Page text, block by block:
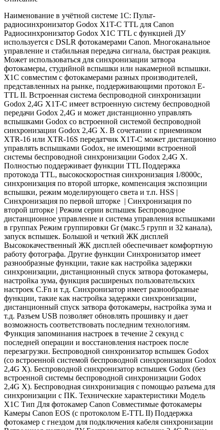
Наименование в учётной системе 1С: Пульт-
радиосинхронизатор Godox X1T-C TTL для Canon
Радиосинхронизатор Godox X1C TTL с функцией ДУ
используется с DSLR фотокамерами Canon. Многоканальное
управление и стабильная передача сигнала, быстрая реакция.
Может использоваться для синхронизации затвора
фотокамеры, студийной вспышки или накамерной вспышки.
X1C совместим с фотокамерами разных производителей,
представленных на рынке, поддерживающими протокол E-
TTL II. Встроенная система беспроводной синхронизации
Godox 2,4G X1T-С имеет встроенную систему беспроводной
передачи Godox 2,4G и может дистанционно управлять
вспышками Godox со встроенной системой беспроводной
синхронизации Godox 2,4G X. В сочетании с приемником
XTR-16 или XTR-16S передатчик X1T-С может дистанционно
управлять вспышками Godox, не имеющими встроенной
системы беспроводной синхронизации Godox 2,4G X.
Полностью поддерживает функции TTL Поддержка
протокода TTL, высокоскоростная синхронизация 1/8000с,
синхронизация по второй шторке, компенсация экспозиции
вспышки, режим моделирующего света и т.п. HSS |
Синхронизация по первой шторке | Синхронизация по
второй шторке | Режим серии вспышек Беспроводное
дистанционное управление и система управления вспышками
в группах Режим группировки Gr (макс.5 групп и 32 канала),
запуск вспышек. Большой и четкий ЖК дисплей
Высококачественный ЖК дисплей обеспечивает комфортную
работу фотографа. Другие функции Синхронизатор имеет
разнообразные функции, такие как настройка задержки
синхронизации, дистанционный спуск затвора фотокамеры,
настройка зума, функция расширеных пользовательских
настроек C.Fn и т.д. Синхронизатор имеет разнообразные
функции, такие как настройка задержки синхронизации,
дистанционный спуск затвора фотокамеры, настройка зума и
т.д. Разъем USB позволяет обновлять прошивку и дает
возможность соответствовать последним технологиям.
Функция запоминания настроек в течение 2 секунд с
последней операции и восстановления настроек после
перезагрузки. Беспроводной синхронизатор вспышек Godox
(со встроенной системой беспроводной синхронизации Godox
2,4G X). Беспроводной синхронизатор вспышек Godox (без
встроенной системы беспроводной синхронизации Godox
2,4G X). Беспроводная синхронизация с помощью разъема для
синхронизации с ПК. Технические характеристики Модель
X1C Тип Для фотокамер Canon Совместимые фотокамеры
Камеры Canon EOS (с протоколом E-TTL II) Поддержка
фотокамер с гнездом для подключения кабеля синхронизации